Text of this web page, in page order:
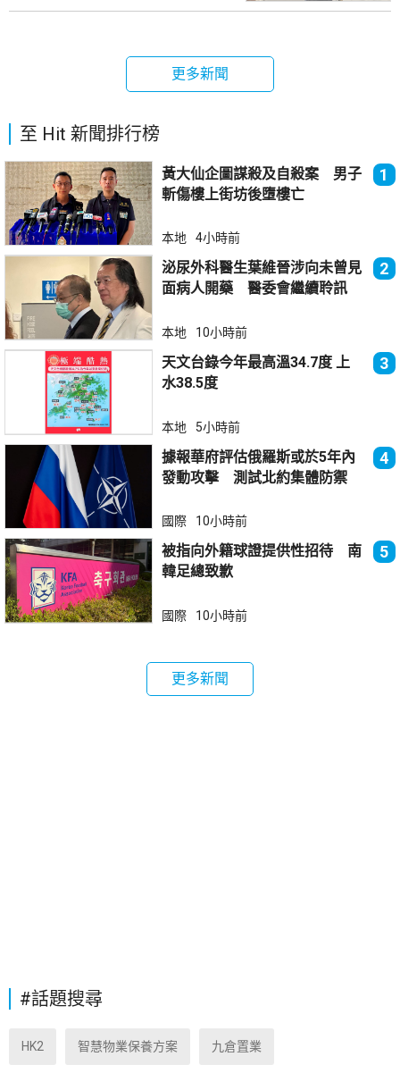
更多新聞
至 Hit 新聞排行榜
黃大仙企圖謀殺及自殺案 男子
斬傷樓上街坊後墮樓亡
1
本地 4小時前
泌尿外科醫生葉維晉涉向未曾見
面病人開藥 醫委會繼續聆訊
2
本地 10小時前
天文台錄今年最高溫34.7度 上
水38.5度
3
本地 5小時前
據報華府評估俄羅斯或於5年內
發動攻擊 測試北約集體防禦
4
國際 10小時前
被指向外籍球證提供性招待 南
韓足總致歉
5
國際 10小時前
更多新聞
#話題搜尋
HK2 智慧物業保養方案 九倉置業